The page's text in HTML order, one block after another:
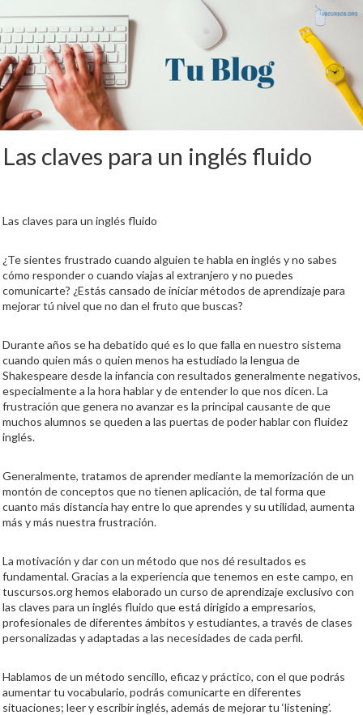
Las claves para un inglés fluido
Las claves para un inglés fluido
¿Te sientes frustrado cuando alguien te habla en inglés y no sabes
cómo responder o cuando viajas al extranjero y no puedes
comunicarte? ¿Estás cansado de iniciar métodos de aprendizaje para
mejorar tú nivel que no dan el fruto que buscas?
Durante años se ha debatido qué es lo que falla en nuestro sistema
cuando quien más o quien menos ha estudiado la lengua de
Shakespeare desde la infancia con resultados generalmente negativos,
especialmente a la hora hablar y de entender lo que nos dicen. La
frustración que genera no avanzar es la principal causante de que
muchos alumnos se queden a las puertas de poder hablar con fluidez
inglés.
Generalmente, tratamos de aprender mediante la memorización de un
montón de conceptos que no tienen aplicación, de tal forma que
cuanto más distancia hay entre lo que aprendes y su utilidad, aumenta
más y más nuestra frustración.
La motivación y dar con un método que nos dé resultados es
fundamental. Gracias a la experiencia que tenemos en este campo, en
tuscursos.org hemos elaborado un curso de aprendizaje exclusivo con
las claves para un inglés fluido que está dirigido a empresarios,
profesionales de diferentes ámbitos y estudiantes, a través de clases
personalizadas y adaptadas a las necesidades de cada perfil.
Hablamos de un método sencillo, eficaz y práctico, con el que podrás
aumentar tu vocabulario, podrás comunicarte en diferentes
situaciones; leer y escribir inglés, además de mejorar tu ‘listening’.